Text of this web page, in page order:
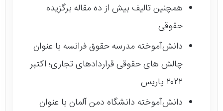
همچنین تالیف بیش از ده مقاله برگزیده
حقوقی
دانش‌آموخته مدرسه حقوق فرانسه با عنوان
چالش های حقوقی قراردادهای تجاری؛ اکتبر
۲۰۲۲ پاریس
دانش‌آموخته دانشگاه دمن آلمان با عنوان